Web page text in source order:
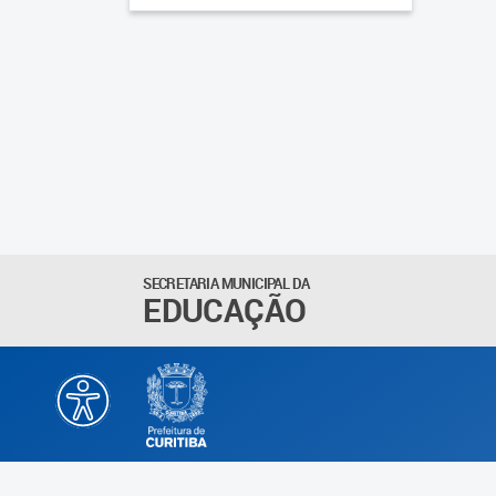
SECRETARIA MUNICIPAL DA
EDUCAÇÃO